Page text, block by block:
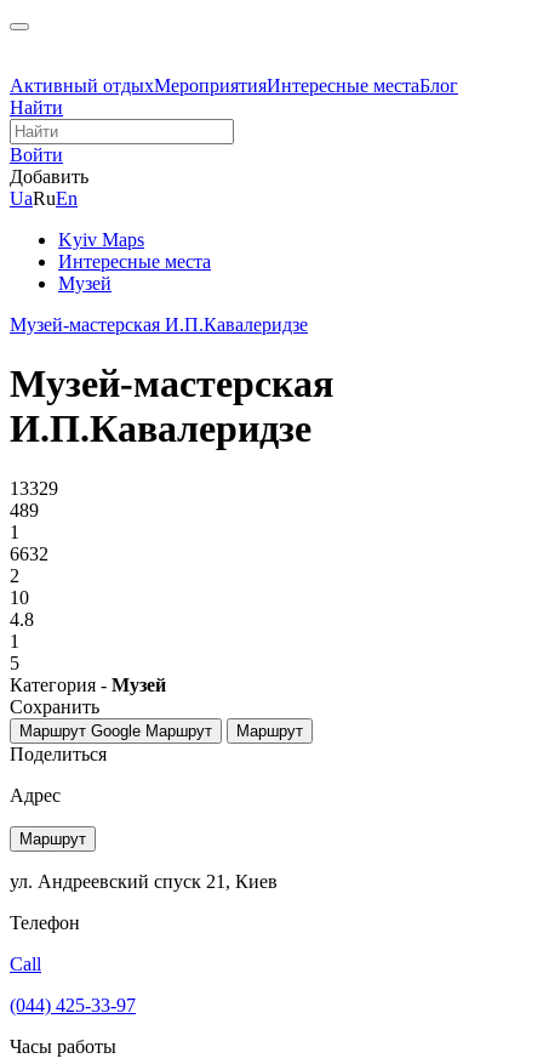
Активный отдыхМероприятияИнтересные местаБлог
Найти
Войти
Добавить
UaRuEn
Kyiv Maps
Интересные места
Музей
Музей-мастерская И.П.Кавалеридзе
Музей-мастерская
И.П.Кавалеридзе
13329
489
1
6632
2
10
4.8
1
5
Категория - Музей
Сохранить
Маршрут Google Маршрут Маршрут
Поделиться
Адрес
Маршрут
ул. Андреевский спуск 21, Киев
Телефон
Call
(044) 425-33-97
Часы работы